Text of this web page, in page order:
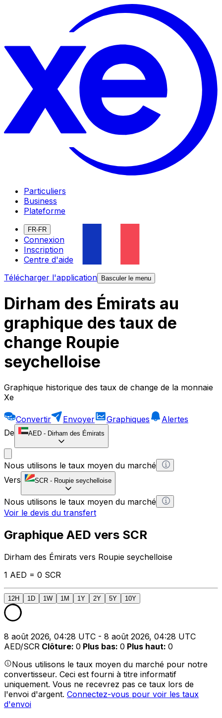
Particuliers
Business
Plateforme
FR-FR
Connexion
Inscription
Centre d'aide
Télécharger l'application
Basculer le menu
Dirham des Émirats au
graphique des taux de
change Roupie
seychelloise
Graphique historique des taux de change de la monnaie
Xe
Convertir Envoyer Graphiques
Alertes
De
AED - Dirham des Émirats
Nous utilisons le taux moyen du marché
Vers
SCR - Roupie seychelloise
Nous utilisons le taux moyen du marché
Voir le devis du transfert
Graphique AED vers SCR
Dirham des Émirats vers Roupie seychelloise
1 AED = 0 SCR
12H 1D 1W 1M 1Y 2Y 5Y 10Y
8 août 2026, 04:28 UTC - 8 août 2026, 04:28 UTC
AED/SCR Clôture: 0 Plus bas: 0 Plus haut: 0
Nous utilisons le taux moyen du marché pour notre
convertisseur. Ceci est fourni à titre informatif
uniquement. Vous ne recevrez pas ce taux lors de
l'envoi d'argent. Connectez-vous pour voir les taux
d'envoi